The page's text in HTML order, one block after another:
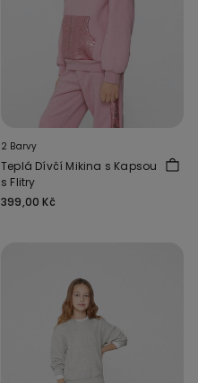
2 Barvy
Teplá Dívčí Mikina s Kapsou
s Flitry
399,00 Kč